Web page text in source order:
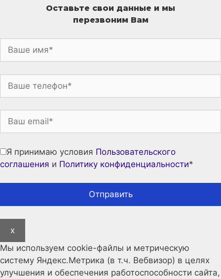
Оставьте свои данные и мы
перезвоним Вам
Я принимаю условия Пользовательского
соглашения и Политику конфиденциальности*
x
Мы используем cookie-файлы и метрическую
систему Яндекс.Метрика (в т.ч. Вебвизор) в целях
улучшения и обеспечения работоспособности сайта,